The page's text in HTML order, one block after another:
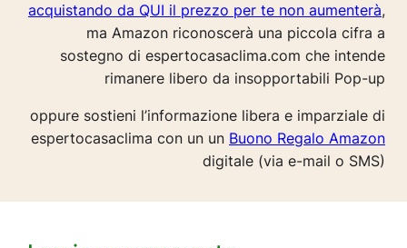
acquistando da QUI il prezzo per te non aumenterà,
ma Amazon riconoscerà una piccola cifra a
sostegno di espertocasaclima.com che intende
rimanere libero da insopportabili Pop-up
oppure sostieni l’informazione libera e imparziale di
espertocasaclima con un un Buono Regalo Amazon
digitale (via e-mail o SMS)